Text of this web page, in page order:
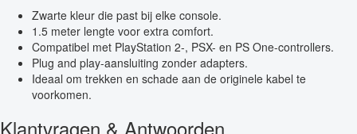
Zwarte kleur die past bij elke console.
1.5 meter lengte voor extra comfort.
Compatibel met PlayStation 2-, PSX- en PS One-controllers.
Plug and play-aansluiting zonder adapters.
Ideaal om trekken en schade aan de originele kabel te
voorkomen.
Klantvragen & Antwoorden